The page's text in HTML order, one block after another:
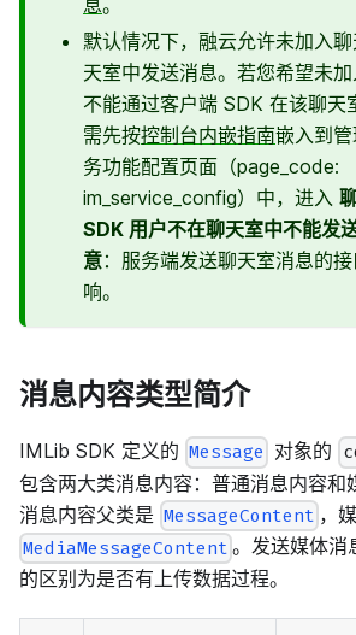
默认情况下，融云允许未加入
天室中发送消息。若您希望未
不能通过客户端 SDK 在该聊天
需先按控制台内嵌指南嵌入到
务功能配置页面（page_code:
im_service_config）中，进入
SDK 用户不在聊天室中不能发
意：服务端发送聊天室消息的
响。
消息内容类型简介
IMLib SDK 定义的 Message 对象的
包含两大类消息内容：普通消息内容和
消息内容父类是 MessageContent ，
MediaMessageContent 。发送媒体消
的区别为是否有上传数据过程。